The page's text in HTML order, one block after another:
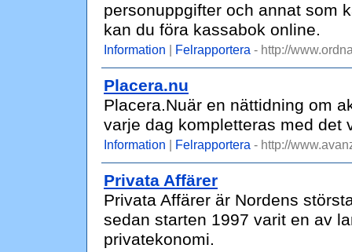
personuppgifter och annat som
kan du föra kassabok online.
Information | Felrapportera - http://
Placera.nu
Placera.Nuär en nättidning om
varje dag kompletteras med det
Information | Felrapportera - http://
Privata Affärer
Privata Affärer är Nordens
sedan starten 1997 varit en av
privatekonomi.